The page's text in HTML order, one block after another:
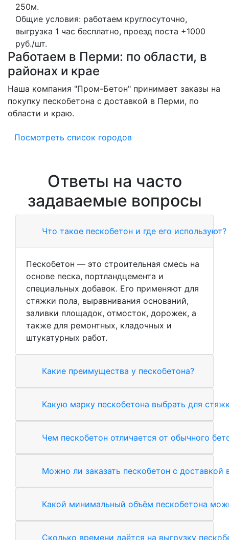
250м.
Общие условия: работаем круглосуточно,
выгрузка 1 час бесплатно, проезд поста +1000
руб./шт.
Работаем в Перми: по области, в
районах и крае
Наша компания "Пром-Бетон" принимает заказы на
покупку пескобетона с доставкой в Перми, по
области и краю.
Посмотреть список городов
Ответы на часто
задаваемые вопросы
Что такое пескобетон и где его используют?
Пескобетон — это строительная смесь на
основе песка, портландцемента и
специальных добавок. Его применяют для
стяжки пола, выравнивания оснований,
заливки площадок, отмосток, дорожек, а
также для ремонтных, кладочных и
штукатурных работ.
Какие преимущества у пескобетона?
Какую марку пескобетона выбрать для
Чем пескобетон отличается от обычного
Можно ли заказать пескобетон с доставкой
Какой минимальный объём пескобетона
Сколько времени даётся на выгрузку